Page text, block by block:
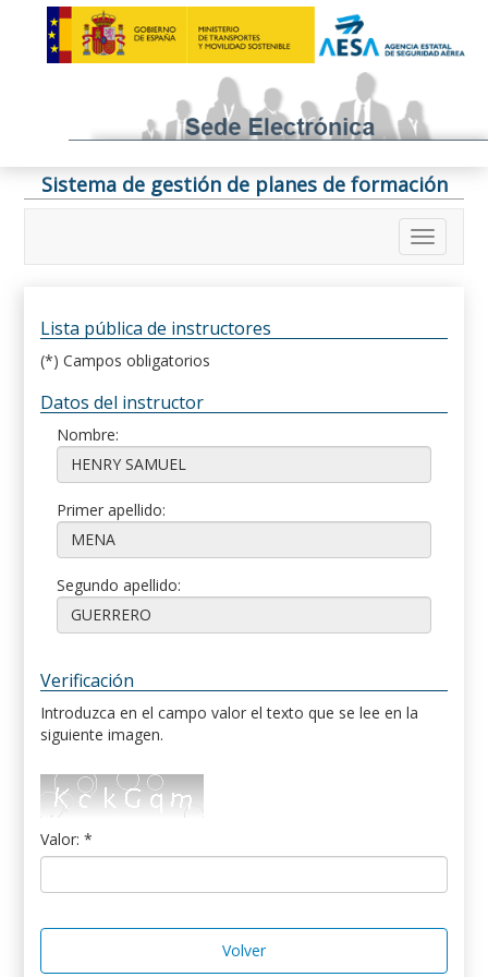
Sistema de gestión de planes de formación
Lista pública de instructores
(*) Campos obligatorios
Datos del instructor
Nombre:
Primer apellido:
Segundo apellido:
Verificación
Introduzca en el campo valor el texto que se lee en la
siguiente imagen.
Valor: *
Volver